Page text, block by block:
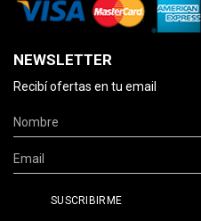
NEWSLETTER
Recibí ofertas en tu email